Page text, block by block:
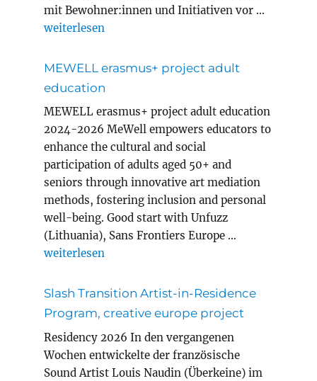
mit Bewohner:innen und Initiativen vor …
„Magic Carpets Year 8 in Innsbruck“
weiterlesen
MEWELL erasmus+ project adult
education
MEWELL erasmus+ project adult education
2024-2026 MeWell empowers educators to
enhance the cultural and social
participation of adults aged 50+ and
seniors through innovative art mediation
methods, fostering inclusion and personal
well-being. Good start with Unfuzz
(Lithuania), Sans Frontiers Europe …
„MEWELL erasmus+ project adult education“
weiterlesen
Slash Transition Artist-in-Residence
Program, creative europe project
Residency 2026 In den vergangenen
Wochen entwickelte der französische
Sound Artist Louis Naudin (Überkeine) im